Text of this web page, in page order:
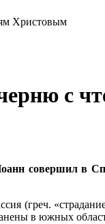
с
совершил в
(греч.
в южных